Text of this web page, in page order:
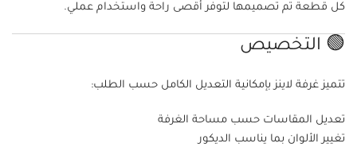
كل قطعة تم تصميمها لتوفر أقصى راحة واستخدام عملي.
🟢 التخصيص
تتميز غرفة لاينز بإمكانية التعديل الكامل حسب الطلب:
تعديل المقاسات حسب مساحة الغرفة
تغيير الألوان بما يناسب الديكور